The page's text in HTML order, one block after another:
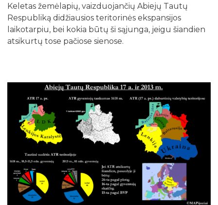
Keletas žemėlapių, vaizduojančių Abiejų Tautų
Respubliką didžiausios teritorinės ekspansijos
laikotarpiu, bei kokia būtų ši sąjunga, jeigu šiandien
atsikurtų tose pačiose sienose.